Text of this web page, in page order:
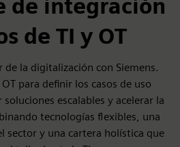
de integración
de TI y OT
de la digitalización con Siemens.
para definir los casos de uso
escalables y acelerar la
tecnologías flexibles, una
sector y una cartera holística que